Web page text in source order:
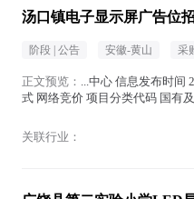
汤口镇电子显示屏广告位
阶段 | 公告 安徽-黄山 采
正文预览： ...中心 信息发布时间
式 网络竞价 项目分类代码 国有
关联行业：